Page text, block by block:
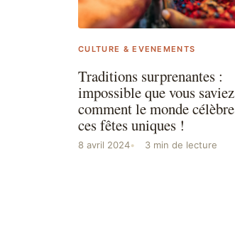
CULTURE & EVENEMENTS
Traditions surprenantes :
impossible que vous saviez
comment le monde célèbre
ces fêtes uniques !
8 avril 2024 3 min de lecture